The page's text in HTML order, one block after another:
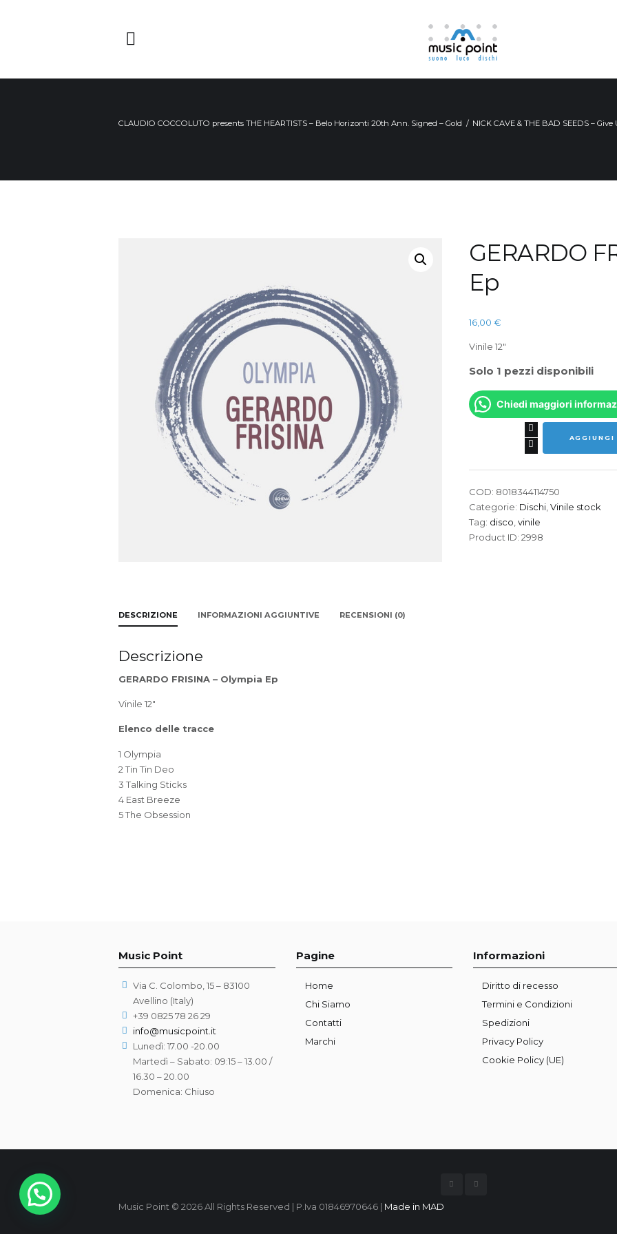
CLAUDIO COCCOLUTO presents THE HEARTISTS – Belo Horizonti 20th Ann. Signed – Gold NICK CAVE & THE BAD SEEDS – Give
GERARDO
Ep
16,00 €
Vinile 12″
Solo 1 pezzi disponibili
Chiedi maggiori
Ep
quantità
AGGIUNGI
COD: 8018344114750
Categorie: Dischi Vinile stock
Tag: disco vinile
Product ID: 2998
DESCRIZIONE INFORMAZIONI AGGIUNTIVE RECENSIONI (0)
Descrizione
GERARDO FRISINA – Olympia Ep
Vinile 12″
Elenco delle tracce
1 Olympia
2 Tin Tin Deo
3 Talking Sticks
4 East Breeze
5 The Obsession
Music Point
Via C. Colombo, 15 – 83100
Avellino (Italy)
+39 0825 78 26 29
info@musicpoint.it
Lunedì: 17.00 -20.00
Martedì – Sabato: 09:15 – 13.00 /
16.30 – 20.00
Domenica: Chiuso
Pagine
Home
Chi Siamo
Contatti
Marchi
Informazioni
Diritto di recesso
Termini e Condizioni
Spedizioni
Privacy Policy
Cookie Policy (UE)
Music Point © 2026 All Rights Reserved | P.Iva 01846970646 | Made in MAD